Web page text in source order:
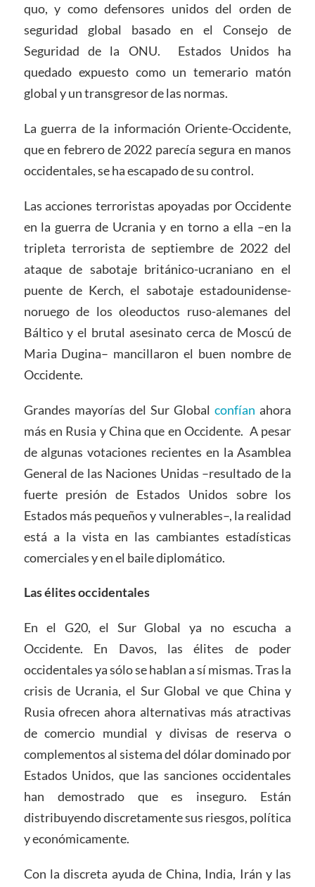
quo, y como defensores unidos del orden de
seguridad global basado en el Consejo de
Seguridad de la ONU. Estados Unidos ha
quedado expuesto como un temerario matón
global y un transgresor de las normas.
La guerra de la información Oriente-Occidente,
que en febrero de 2022 parecía segura en manos
occidentales, se ha escapado de su control.
Las acciones terroristas apoyadas por Occidente
en la guerra de Ucrania y en torno a ella –en la
tripleta terrorista de septiembre de 2022 del
ataque de sabotaje británico-ucraniano en el
puente de Kerch, el sabotaje estadounidense-
noruego de los oleoductos ruso-alemanes del
Báltico y el brutal asesinato cerca de Moscú de
Maria Dugina– mancillaron el buen nombre de
Occidente.
Grandes mayorías del Sur Globalconfían ahora
más en Rusia y China que en Occidente. A pesar
de algunas votaciones recientes en la Asamblea
General de las Naciones Unidas –resultado de la
fuerte presión de Estados Unidos sobre los
Estados más pequeños y vulnerables–, la realidad
está a la vista en las cambiantes estadísticas
comerciales y en el baile diplomático.
Las élites occidentales
En el G20, el Sur Global ya no escucha a
Occidente. En Davos, las élites de poder
occidentales ya sólo se hablan a sí mismas. Tras la
crisis de Ucrania, el Sur Global ve que China y
Rusia ofrecen ahora alternativas más atractivas
de comercio mundial y divisas de reserva o
complementos al sistema del dólar dominado por
Estados Unidos, que las sanciones occidentales
han demostrado que es inseguro. Están
distribuyendo discretamente sus riesgos, política
y económicamente.
Con la discreta ayuda de China, India, Irán y las